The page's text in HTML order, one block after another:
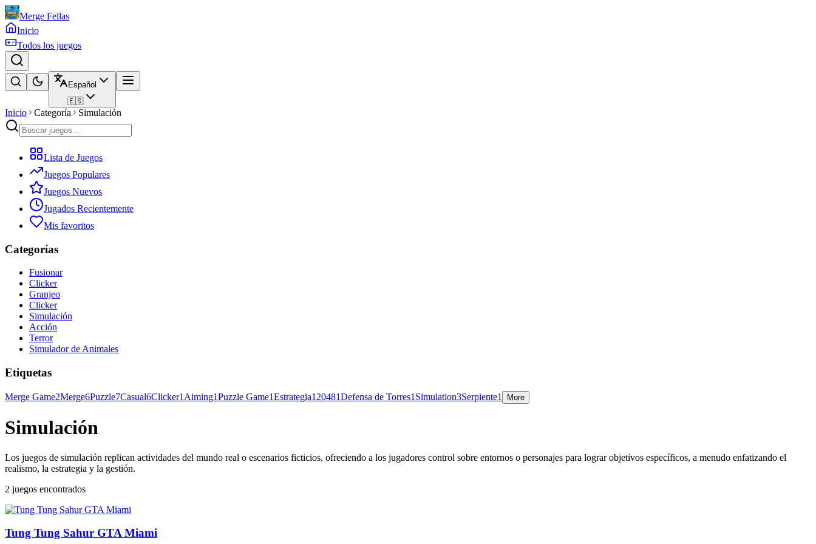
Merge Fellas
Inicio
Todos los juegos
Español
🇪🇸
Inicio Categoría Simulación
Lista de Juegos
Juegos Populares
Juegos Nuevos
Jugados Recientemente
Mis favoritos
Categorías
Fusionar
Clicker
Granjeo
Clicker
Simulación
Acción
Terror
Simulador de Animales
Etiquetas
Merge Game2Merge6Puzzle7Casual6Clicker1 Aiming1Puzzle Game1Estrategia1 20481Defensa de Torres1 Simulation3Serpiente1 More
Simulación
Los juegos de simulación replican actividades del mundo real o escenarios ficticios, ofreciendo a los jugadores control sobre entornos o personajes para lograr objetivos específicos, a menudo enfatizando el
realismo, la estrategia y la gestión.
2 juegos encontrados
Tung Tung Sahur GTA Miami